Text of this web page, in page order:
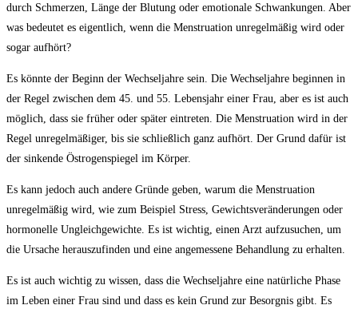
durch Schmerzen, Länge der Blutung oder emotionale Schwankungen. Aber
was bedeutet es eigentlich, wenn die Menstruation unregelmäßig wird oder
sogar aufhört?
Es könnte der Beginn der Wechseljahre sein. Die Wechseljahre beginnen in
der Regel zwischen dem 45. und 55. Lebensjahr einer Frau, aber es ist auch
möglich, dass sie früher oder später eintreten. Die Menstruation wird in der
Regel unregelmäßiger, bis sie schließlich ganz aufhört. Der Grund dafür ist
der sinkende Östrogenspiegel im Körper.
Es kann jedoch auch andere Gründe geben, warum die Menstruation
unregelmäßig wird, wie zum Beispiel Stress, Gewichtsveränderungen oder
hormonelle Ungleichgewichte. Es ist wichtig, einen Arzt aufzusuchen, um
die Ursache herauszufinden und eine angemessene Behandlung zu erhalten.
Es ist auch wichtig zu wissen, dass die Wechseljahre eine natürliche Phase
im Leben einer Frau sind und dass es kein Grund zur Besorgnis gibt. Es